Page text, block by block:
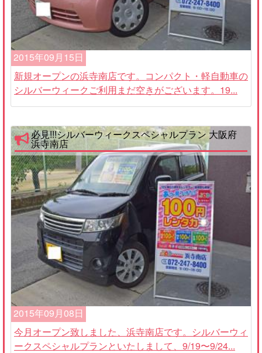
2015年09月15日
新規オープンの浜寺南店です。コンパクト・軽自動車の
シルバーウィークご利用まだ空きがございます。19...
必見!!!シルバーウィークスペシャルプラン 大阪府
浜寺南店
2015年09月08日
今月オープン致しました、浜寺南店です。シルバーウィ
ークスペシャルプランといたしまして、9/19〜9/24...